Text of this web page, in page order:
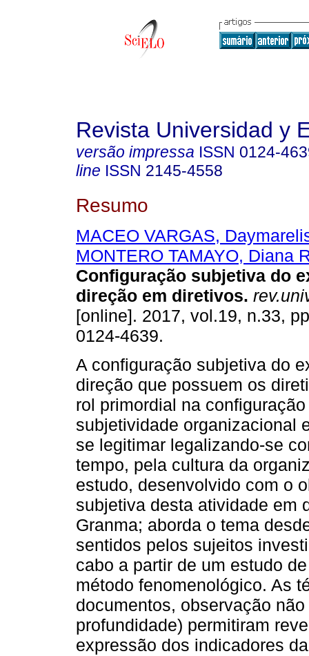
Revista Universidad y
versão impressa ISSN 0124-
line ISSN 2145-4558
Resumo
MACEO VARGAS,
MONTERO TAMAYO, Diana
Configuração subjetiva do
direção em diretivos.
[online]. 2017, vol.19, n.33,
0124-4639.
A configuração subjetiva do
direção que possuem os
rol primordial na
subjetividade organizacional
se legitimar legalizando-se
tempo, pela cultura da
estudo, desenvolvido com o
subjetiva desta atividade em
Granma; aborda o tema
sentidos pelos sujeitos
cabo a partir de um estudo
método fenomenológico. As
documentos, observação
profundidade) permitiram
expressão dos indicadores